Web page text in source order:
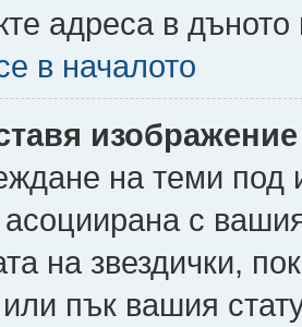
адреса в дъното
в началото
на теми под
с
на звездички,
пък вашия